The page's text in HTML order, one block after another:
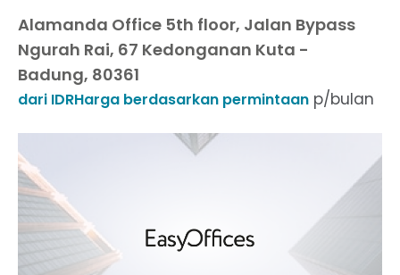
Alamanda Office 5th floor, Jalan Bypass
Ngurah Rai, 67 Kedonganan Kuta -
Badung, 80361
dari IDRHarga berdasarkan permintaan p/bulan